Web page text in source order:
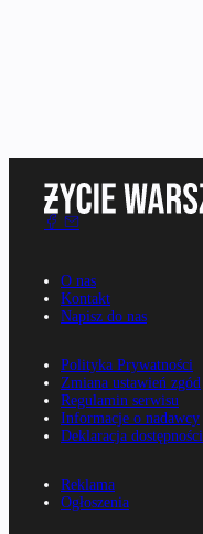
O nas
Kontakt
Napisz do nas
Polityka Prywatności
Zmiana ustawień zgód
Regulamin serwisu
Informacje o nadawcy
Deklaracja dostępności
Reklama
Ogłoszenia